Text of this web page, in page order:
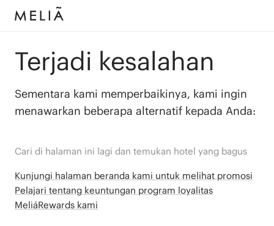
Terjadi kesalahan
Sementara kami memperbaikinya, kami ingin
menawarkan beberapa alternatif kepada Anda:
Cari di halaman ini lagi dan temukan hotel yang bagus
Kunjungi halaman beranda kami untuk melihat promosi
Pelajari tentang keuntungan program loyalitas
MeliáRewards kami